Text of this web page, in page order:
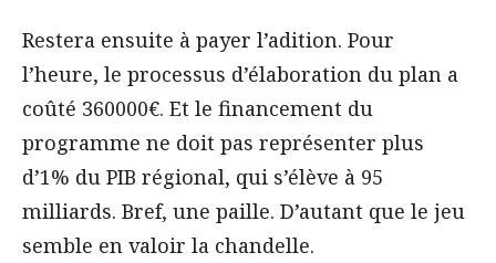
Restera ensuite à payer l’adition. Pour
l’heure, le processus d’élaboration du plan a
coûté 360000€. Et le financement du
programme ne doit pas représenter plus
d’1% du PIB régional, qui s’élève à 95
milliards. Bref, une paille. D’autant que le jeu
semble en valoir la chandelle.